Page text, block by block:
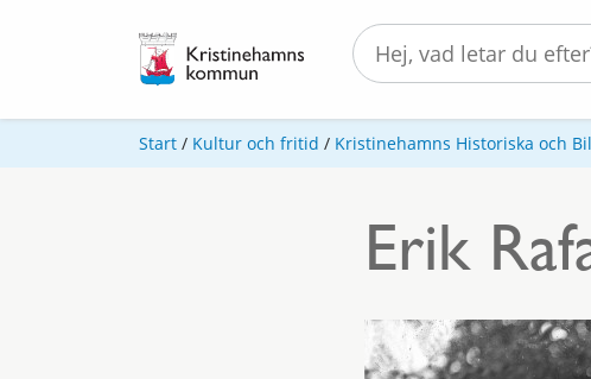
Start / Kultur och fritid / Kristinehamns Historiska och
Erik